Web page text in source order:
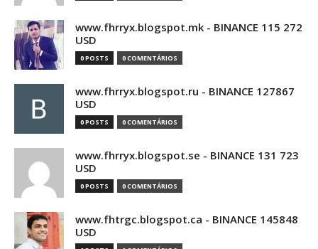
www.fhrryx.blogspot.mk - BINANCE 115 272
USD
0 POSTS 0 COMENTÁRIOS
www.fhrryx.blogspot.ru - BINANCE 127867
USD
0 POSTS 0 COMENTÁRIOS
www.fhrryx.blogspot.se - BINANCE 131 723
USD
0 POSTS 0 COMENTÁRIOS
www.fhtrgc.blogspot.ca - BINANCE 145848
USD